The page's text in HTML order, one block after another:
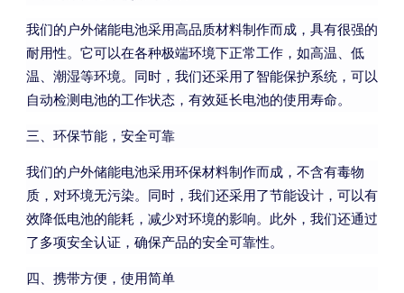
我们的户外储能电池采用高品质材料制作而成，具有很强的
耐用性。它可以在各种极端环境下正常工作，如高温、低
温、潮湿等环境。同时，我们还采用了智能保护系统，可以
自动检测电池的工作状态，有效延长电池的使用寿命。
三、环保节能，安全可靠
我们的户外储能电池采用环保材料制作而成，不含有毒物
质，对环境无污染。同时，我们还采用了节能设计，可以有
效降低电池的能耗，减少对环境的影响。此外，我们还通过
了多项安全认证，确保产品的安全可靠性。
四、携带方便，使用简单